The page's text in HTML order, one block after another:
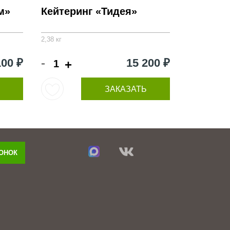
₽
Кейтеринг «Тидея»
2,38 кг
- + 15 200 ₽
ЗАКАЗАТЬ